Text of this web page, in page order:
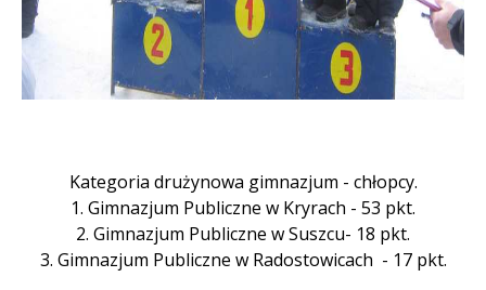
Kategoria drużynowa gimnazjum - chłopcy.
1. Gimnazjum Publiczne w Kryrach - 53 pkt.
2. Gimnazjum Publiczne w Suszcu- 18 pkt.
3. Gimnazjum Publiczne w Radostowicach - 17 pkt.